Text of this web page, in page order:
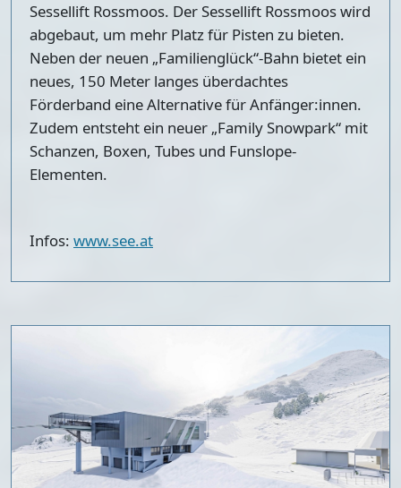
Sessellift Rossmoos. Der Sessellift Rossmoos wird
abgebaut, um mehr Platz für Pisten zu bieten.
Neben der neuen „Familienglück“-Bahn bietet ein
neues, 150 Meter langes überdachtes
Förderband eine Alternative für Anfänger:innen.
Zudem entsteht ein neuer „Family Snowpark“ mit
Schanzen, Boxen, Tubes und Funslope-
Elementen.
Infos: www.see.at